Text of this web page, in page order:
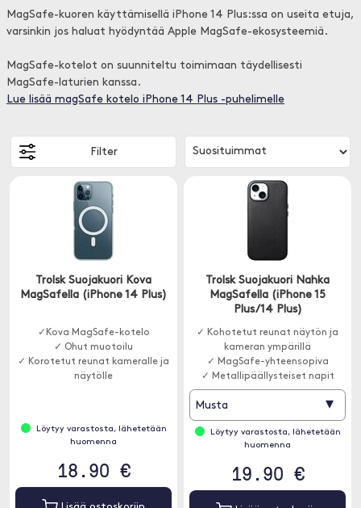
MagSafe-kuoren käyttämisellä iPhone 14 Plus:ssa on useita etuja,
varsinkin jos haluat hyödyntää Apple MagSafe-ekosysteemiä.
MagSafe-kotelot on suunniteltu toimimaan täydellisesti
MagSafe-laturien kanssa.
Lue lisää magSafe kotelo iPhone 14 Plus -puhelimelle
Filter
Trolsk Suojakuori Kova
MagSafella (iPhone 14 Plus)
✓Kova MagSafe-kotelo
✓ Ohut muotoilu
✓ Korotetut reunat kameralle ja
näytölle
Löytyy varastosta, lähetetään
huomenna
18.90 €
Trolsk Suojakuori Nahka
MagSafella (iPhone 15
Plus/14 Plus)
✓ Kohotetut reunat näytön ja
kameran ympärillä
✓ MagSafe-yhteensopiva
✓ Metallipäällysteiset napit
Musta ▾
Löytyy varastosta, lähetetään
huomenna
19.90 €